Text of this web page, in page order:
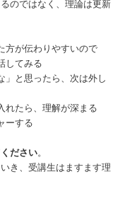
のではなく、理論は更新
方が伝わりやすいので
してみる
」と思ったら、次は外し
れたら、理解が深まる
ーする
ださい。
き、受講生はますます理